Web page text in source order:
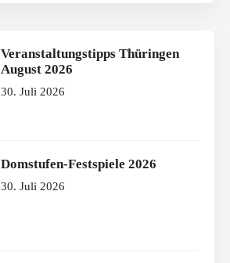
Veranstaltungstipps Thüringen
August 2026
30. Juli 2026
Domstufen-Festspiele 2026
30. Juli 2026